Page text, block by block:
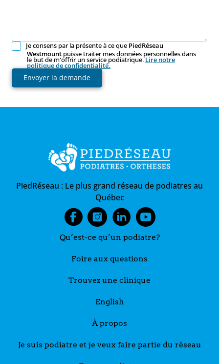
Je consens par la présente à ce que PiedRéseau
Westmount puisse traiter mes données personnelles dans
le but de m'offrir un service podiatrique.Lire notre
politique de confidentialité.
Envoyer la demande
PiedRéseau : Le plus grand réseau de podiatres au
Québec
Qu’est-ce qu’un podiatre?
Foire aux questions
Trouvez une clinique
English
À propos
Je suis podiatre et je veux faire partie du réseau